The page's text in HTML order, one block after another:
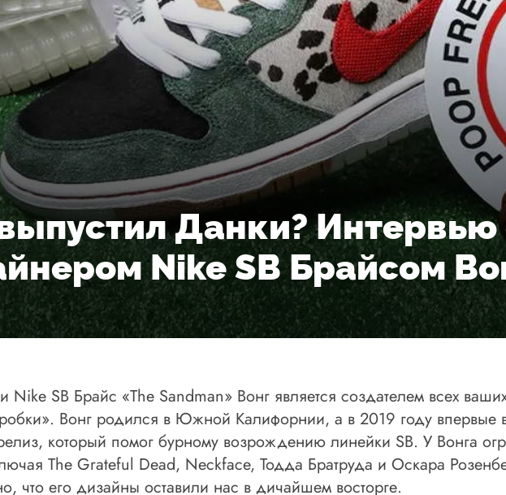
Данки? Интервью
Nike SB Брайсом
Nike SB Брайс «The Sandman» Вонг является создателем всех
Вонг родился в Южной Калифорнии, а в 2019 году впервые
который помог бурному возрождению линейки SB. У Вонга
The Grateful Dead, Neckface, Тодда Братруда и Оскара
что его дизайны оставили нас в дичайшем восторге.